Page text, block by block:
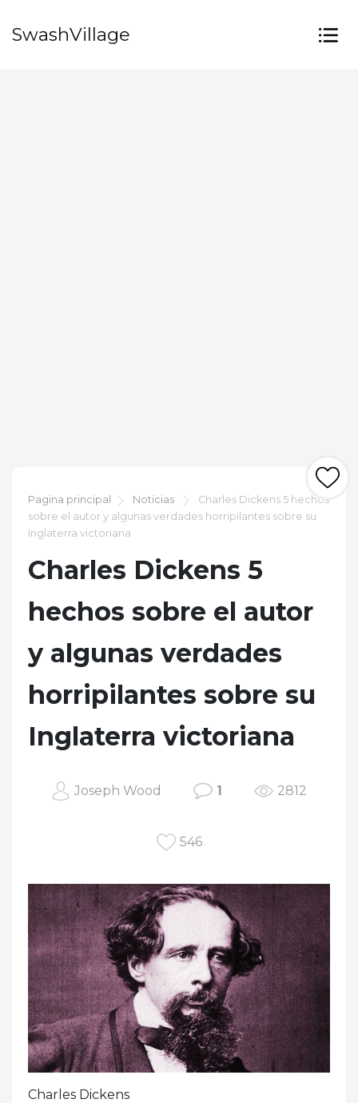
SwashVillage
Pagina principal Noticias
Charles Dickens 5 hechos
sobre el autor y algunas verdades horripilantes sobre su
Inglaterra victoriana
Charles Dickens 5
hechos sobre el autor
y algunas verdades
horripilantes sobre su
Inglaterra victoriana
Joseph Wood 1 2812
546
Charles Dickens